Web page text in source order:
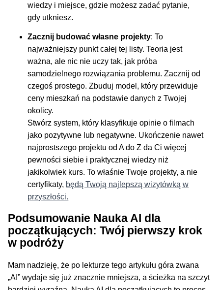
wiedzy i miejsce, gdzie możesz zadać pytanie,
gdy utkniesz.
Zacznij budować własne projekty: To
najważniejszy punkt całej tej listy. Teoria jest
ważna, ale nic nie uczy tak, jak próba
samodzielnego rozwiązania problemu. Zacznij od
czegoś prostego. Zbuduj model, który przewiduje
ceny mieszkań na podstawie danych z Twojej
okolicy.
Stwórz system, który klasyfikuje opinie o filmach
jako pozytywne lub negatywne. Ukończenie nawet
najprostszego projektu od A do Z da Ci więcej
pewności siebie i praktycznej wiedzy niż
jakikolwiek kurs. To właśnie Twoje projekty, a nie
certyfikaty, będą Twoją najlepszą wizytówką w
przyszłości.
Podsumowanie Nauka AI dla
początkujących: Twój pierwszy krok
w podróży
Mam nadzieję, że po lekturze tego artykułu góra zwana
„AI” wydaje się już znacznie mniejsza, a ścieżka na szczyt